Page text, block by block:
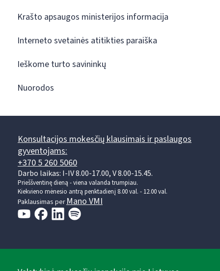
Krašto apsaugos ministerijos informacija
Interneto svetainės atitikties paraiška
Ieškome turto savininkų
Nuorodos
Konsultacijos mokesčių klausimais ir paslaugos
gyventojams:
+370 5 260 5060
Darbo laikas: I-IV 8.00-17.00, V 8.00-15.45.
Prieššventinę dieną - viena valanda trumpiau.
Kiekvieno mėnesio antrą penktadienį 8.00 val. - 12.00 val.
Paklausimas perMano VMI